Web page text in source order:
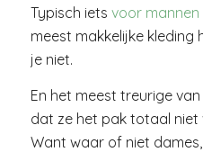
Typisch iets voor mannen
meest makkelijke kleding
je niet.
En het meest treurige
dat ze het pak totaal niet
Want waar of niet